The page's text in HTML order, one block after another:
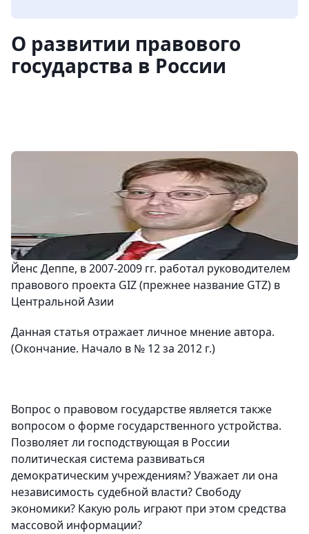
О развитии правового
государства в России
Йенс Деппе, в 2007-2009 гг. работал руководителем
правового проекта GIZ (прежнее название GTZ) в
Центральной Азии
Данная статья отражает личное мнение автора.
(Окончание. Начало в № 12 за 2012 г.)
Вопрос о правовом государстве является также
вопросом о форме государственного устройства.
Позволяет ли господствующая в России
политическая система развиваться
демократическим учреждениям? Уважает ли она
независимость судебной власти? Свободу
экономики? Какую роль играют при этом средства
массовой информации?